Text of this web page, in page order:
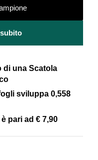
di una Scatola
sviluppa 0,558
pari ad € 7,90